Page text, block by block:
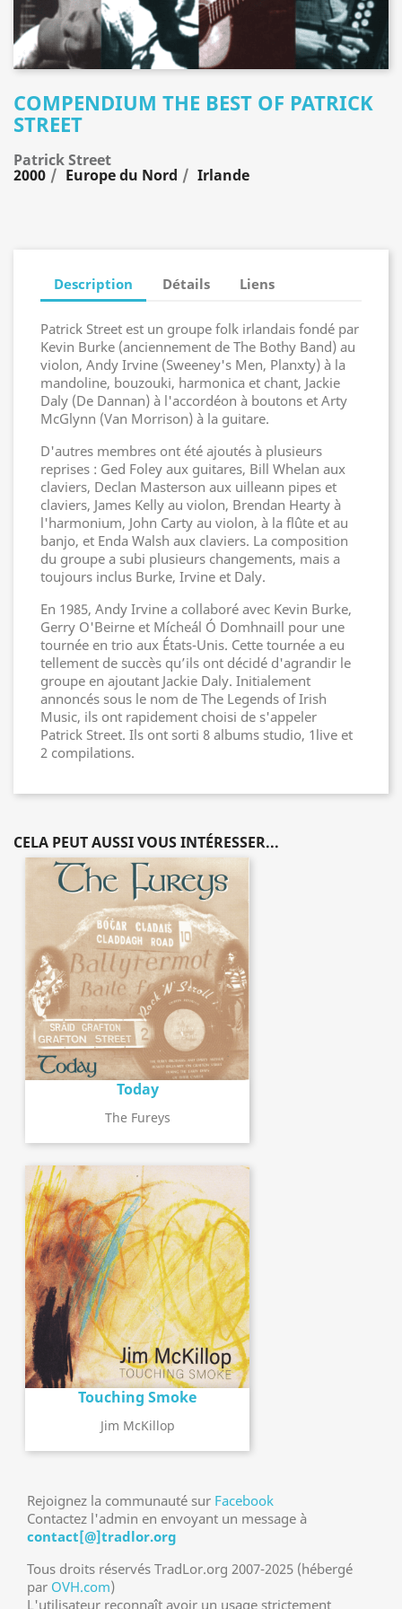
COMPENDIUM THE BEST OF PATRICK
STREET
Patrick Street
2000 Europe du Nord Irlande
Description Détails Liens
Patrick Street est un groupe folk irlandais fondé par
Kevin Burke (anciennement de The Bothy Band) au
violon, Andy Irvine (Sweeney's Men, Planxty) à la
mandoline, bouzouki, harmonica et chant, Jackie
Daly (De Dannan) à l'accordéon à boutons et Arty
McGlynn (Van Morrison) à la guitare.
D'autres membres ont été ajoutés à plusieurs
reprises : Ged Foley aux guitares, Bill Whelan aux
claviers, Declan Masterson aux uilleann pipes et
claviers, James Kelly au violon, Brendan Hearty à
l'harmonium, John Carty au violon, à la flûte et au
banjo, et Enda Walsh aux claviers. La composition
du groupe a subi plusieurs changements, mais a
toujours inclus Burke, Irvine et Daly.
En 1985, Andy Irvine a collaboré avec Kevin Burke,
Gerry O'Beirne et Mícheál Ó Domhnaill pour une
tournée en trio aux États-Unis. Cette tournée a eu
tellement de succès qu’ils ont décidé d'agrandir le
groupe en ajoutant Jackie Daly. Initialement
annoncés sous le nom de The Legends of Irish
Music, ils ont rapidement choisi de s'appeler
Patrick Street. Ils ont sorti 8 albums studio, 1live et
2 compilations.
CELA PEUT AUSSI VOUS INTÉRESSER...
Today
The Fureys
Touching Smoke
Jim McKillop
Rejoignez la communauté sur Facebook
Contactez l'admin en envoyant un message à
contact[@]tradlor.org
Tous droits réservés TradLor.org 2007-2025 (hébergé
par OVH.com)
L'utilisateur reconnaît avoir un usage strictement